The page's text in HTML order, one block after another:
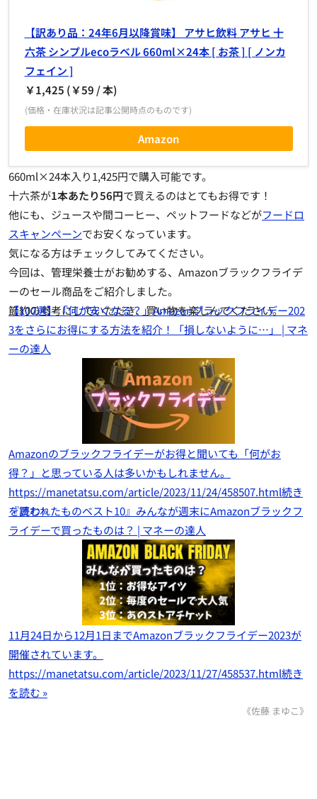
【訳あり品：24年6月以降賞味】 アサヒ飲料 アサヒ 十
六茶 シンプルecoラベル 660ml×24本 [ お茶 ] [ ノンカ
フェイン ]
￥1,425 (￥59 / 本)
(価格・在庫状況は記事公開時点のものです)
Amazon
660ml×24本入り1,425円で購入可能です。
十六茶が1本あたり56円で買えるのはとてもお得です！
他にも、ジュースや間コーヒー、ペットフードなどがフードロ
スキャンペーンでお安くなっています。
気になる方はチェックしてみてください。
今回は、管理栄養士がお勧めする、Amazonブラックフライデ
ーのセール商品をご紹介しました。
節約の参考にしていただき、買い物を楽しんでください。
【100選】「何が安くなる？」Amazonブラックフライデー202
3をさらにお得にする方法を紹介！「損しないように…」 | マネ
ーの達人
Amazonのブラックフライデーがお得と聞いても「何がお
得？」と思っている人は多いかもしれません。
https://manetatsu.com/article/2023/11/24/458507.html続き
を読む »
『買われたものベスト10』みんなが週末にAmazonブラックフ
ライデーで買ったものは？ | マネーの達人
11月24日から12月1日までAmazonブラックフライデー2023が
開催されています。
https://manetatsu.com/article/2023/11/27/458537.html続き
を読む »
《佐藤 まゆこ》